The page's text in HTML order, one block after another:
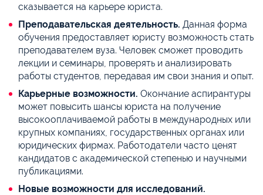
сказывается на карьере юриста.
Преподавательская деятельность. Данная форма
обучения предоставляет юристу возможность стать
преподавателем вуза. Человек сможет проводить
лекции и семинары, проверять и анализировать
работы студентов, передавая им свои знания и опыт.
Карьерные возможности. Окончание аспирантуры
может повысить шансы юриста на получение
высокооплачиваемой работы в международных или
крупных компаниях, государственных органах или
юридических фирмах. Работодатели часто ценят
кандидатов с академической степенью и научными
публикациями.
Новые возможности для исследований.